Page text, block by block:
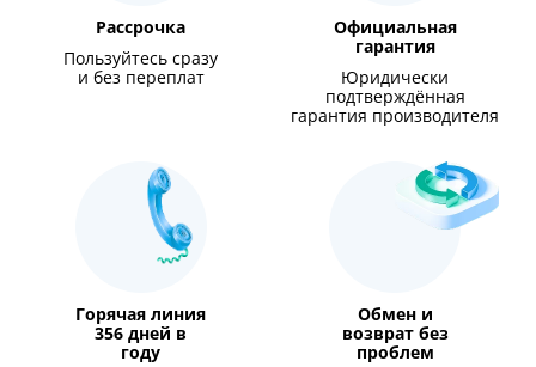
Рассрочка
Пользуйтесь сразу
и без переплат
Официальная
гарантия
Юридически
подтверждённая
гарантия производителя
Горячая линия
356 дней в
году
Обмен и
возврат без
проблем